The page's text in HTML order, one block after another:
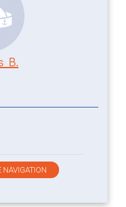
B.
NAVIGATION